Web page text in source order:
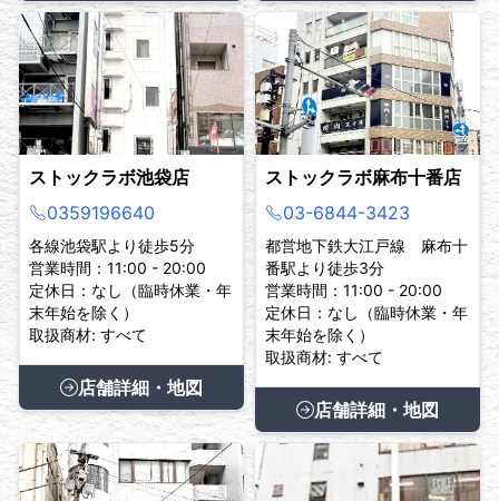
ストックラボ池袋店
0359196640
各線池袋駅より徒歩5分
営業時間：11:00 - 20:00
定休日：なし（臨時休業・年
末年始を除く）
取扱商材: すべて
店舗詳細・地図
ストックラボ麻布十番店
03-6844-3423
都営地下鉄大江戸線 麻布十
番駅より徒歩3分
営業時間：11:00 - 20:00
定休日：なし（臨時休業・年
末年始を除く）
取扱商材: すべて
店舗詳細・地図